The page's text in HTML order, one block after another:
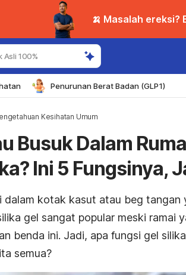
🍌 Masalah
Asli 100%
Penurunan Berat Badan (GLP1)
Kesihatan Umum
Busuk Dalam
Ini 5 Fungsinya,
dalam kotak kasut atau beg tangan
gel sangat popular meski ramai
benda ini. Jadi, apa fungsi gel
semua?